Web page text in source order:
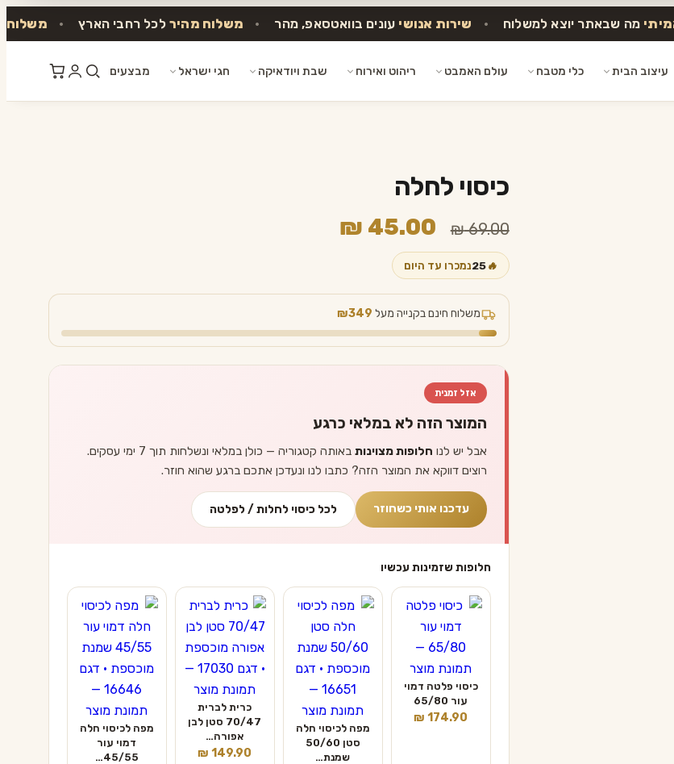
מה שבאתר יוצא למשלוח • שירות אנושי עונים בוואטסאפ, מהר • משלוח מהיר לכל רחבי הארץ • משלוח
עיצוב הבית כלי מטבח עולם האמבט ריהוט ואירוח שבת ויודאיקה חגי ישראל מבצעים
כיסוי לחלה
₪69.00
המחיר
המקורי
היה:
₪ 69.00.
₪ 45.00
₪ 45.00.
🔥
25נמכרו עד היום
משלוח חינם בקנייה מעל ₪349
אזל זמנית
המוצר הזה לא במלאי כרגע
אבל יש לנו חלופות מצוינות
באותה קטגוריה — כולן במלאי ונשלחות תוך 7 ימי עסקים.
רוצים דווקא את המוצר הזה? כתבו לנו ונעדכן אתכם ברגע שהוא חוזר.
עדכנו אותי כשחוזר לכל כיסוי לחלות / לפלטה
חלופות שזמינות עכשיו
כיסוי פלטה דמוי
עור 65/80
₪ 174.90
מפה לכיסוי חלה
סטן 50/60
שמנת…
כרית לברית
70/47 סטן לבן
אפורה…
₪ 149.90
מפה לכיסוי חלה
דמוי עור
45/55…